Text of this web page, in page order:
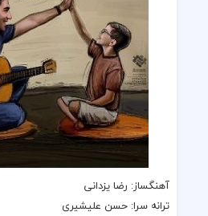
آهنگساز: رضا یزدانی
ترانه سرا: حسن علیشیری